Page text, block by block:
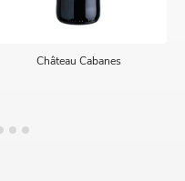
Château Cabanes